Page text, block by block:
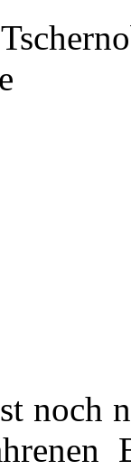
noch